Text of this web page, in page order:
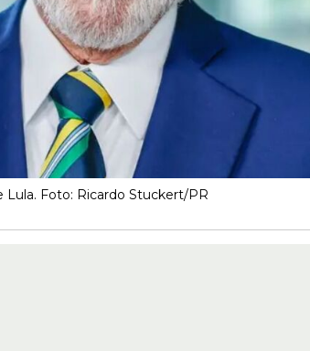
Lula. Foto: Ricardo Stuckert/PR